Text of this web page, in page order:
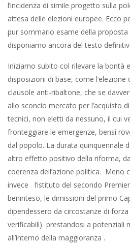
l’incidenza di simile progetto sulla
attesa delle elezioni europee. Ecco
pur sommario esame della
disponiamo ancora del testo
Iniziamo subito col rilevare la bontà
disposizioni di base, come
clausole anti-ribaltone, che se
allo sconcio mercato per l’acquisto
tecnici, non eletti da nessuno, il cui
fronteggiare le emergenze, bensì
dal popolo. La durata quinquennale
altro effetto positivo della riforma,
coerenza dell’azione politica. Meno
invece l’istituto del secondo
beninteso, le dimissioni del primo
dipendessero da circostanze di
verificabili) prestandosi a potenziali
all’interno della maggioranza .